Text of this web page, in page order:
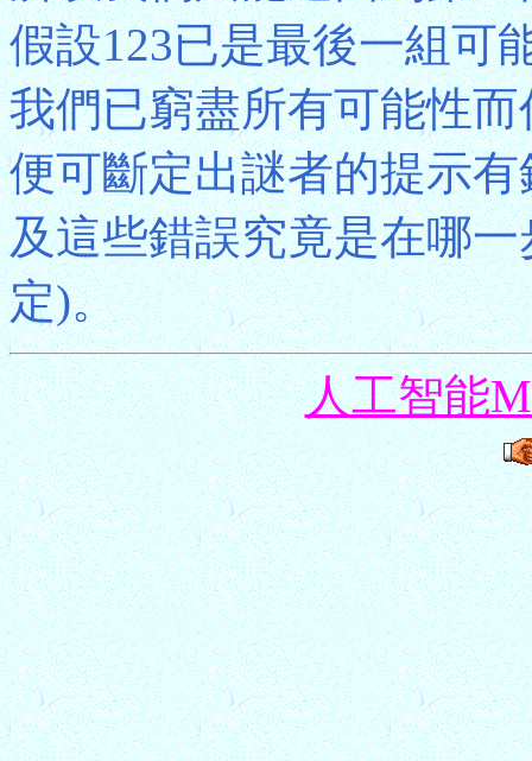
假設123已是最後一組可
我們已窮盡所有可能性
便可斷定出謎者的提示
及這些錯誤究竟是在哪
定)。
人工智能